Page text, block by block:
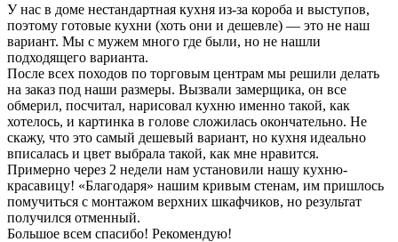
У нас в доме нестандартная кухня из-за короба и выступов,
поэтому готовые кухни (хоть они и дешевле) — это не наш
вариант. Мы с мужем много где были, но не нашли
подходящего варианта.
После всех походов по торговым центрам мы решили делать
на заказ под наши размеры. Вызвали замерщика, он все
обмерил, посчитал, нарисовал кухню именно такой, как
хотелось, и картинка в голове сложилась окончательно. Не
скажу, что это самый дешевый вариант, но кухня идеально
вписалась и цвет выбрала такой, как мне нравится.
Примерно через 2 недели нам установили нашу кухню-
красавицу! «Благодаря» нашим кривым стенам, им пришлось
помучиться с монтажом верхних шкафчиков, но результат
получился отменный.
Большое всем спасибо! Рекомендую!